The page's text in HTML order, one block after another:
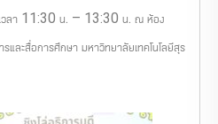
วลา 11:30 น. – 13:30 น. ณ ห้อง
ละสื่อการศึกษา มหาวิทยาลัยเทคโนโลยีสุร